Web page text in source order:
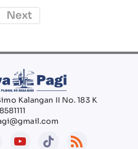
Next
Kalangan II No. 183 K